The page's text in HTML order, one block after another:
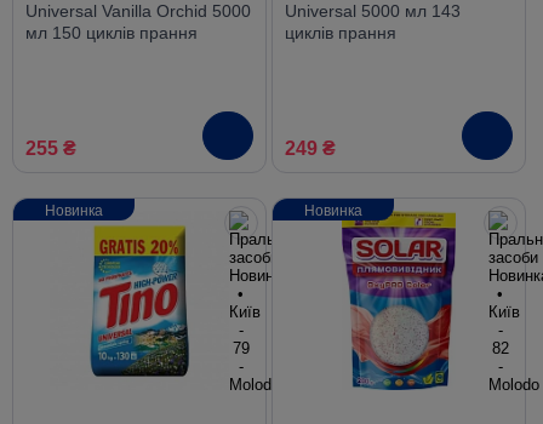
Universal Vanilla Orchid 5000
мл 150 циклів прання
255 ₴
Universal 5000 мл 143
циклів прання
249 ₴
Новинка Новинка